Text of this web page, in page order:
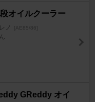
段オイルクーラー
ノ [AE85/86]
GReddy オイ